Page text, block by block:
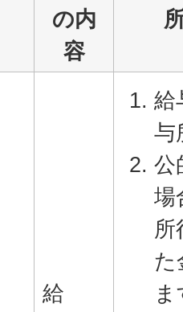
の内
容
給
給
与
公
場
所
た